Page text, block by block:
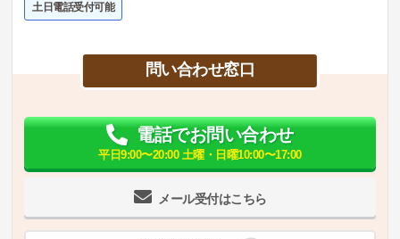
土日電話受付可能
問い合わせ窓口
メール受付はこちら
電話でお問い合わせ
平日9:00〜20:00 土曜・日曜10:00〜17:00